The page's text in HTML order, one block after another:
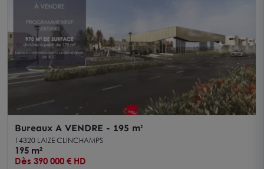
Bureaux A VENDRE - 195 m²
14320 LAIZE CLINCHAMPS
195 m²
Dès 390 000 € HD